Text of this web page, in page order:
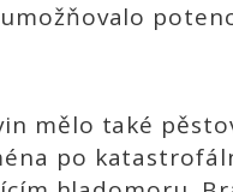
mělo také
po